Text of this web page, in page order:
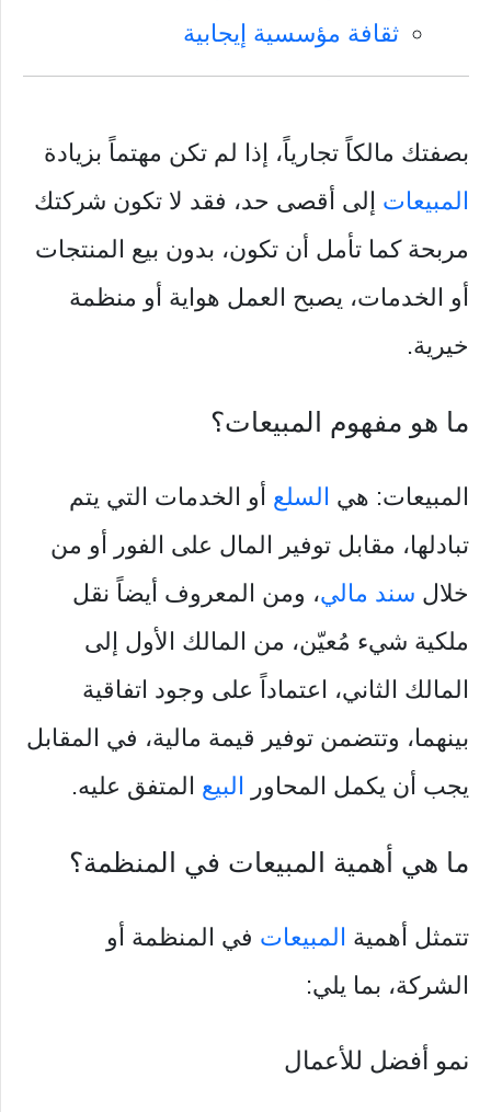
ثقافة مؤسسية إيجابية
بصفتك مالكاً تجارياً، إذا لم تكن مهتماً بزيادة
المبيعات إلى أقصى حد، فقد لا تكون شركتك
مربحة كما تأمل أن تكون، بدون بيع المنتجات
أو الخدمات، يصبح العمل هواية أو منظمة
خيرية.
ما هو مفهوم المبيعات؟
المبيعات: هي السلع أو الخدمات التي يتم
تبادلها، مقابل توفير المال على الفور أو من
خلال سند مالي، ومن المعروف أيضاً نقل
ملكية شيء مُعيّن، من المالك الأول إلى
المالك الثاني، اعتماداً على وجود اتفاقية
بينهما، وتتضمن توفير قيمة مالية، في المقابل
يجب أن يكمل المحاور البيع المتفق عليه.
ما هي أهمية المبيعات في المنظمة؟
تتمثل أهمية المبيعات في المنظمة أو
الشركة، بما يلي:
نمو أفضل للأعمال